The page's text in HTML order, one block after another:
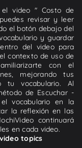
video " Costo de
revisar y leer
el botón debajo del
y guardar
del video para
contexto de uso de
con el
mejorando tus
tu vocabulario. Al
de Escuchar -
vocabulario en la
la reflexión en las
continuará
en cada video.
topics